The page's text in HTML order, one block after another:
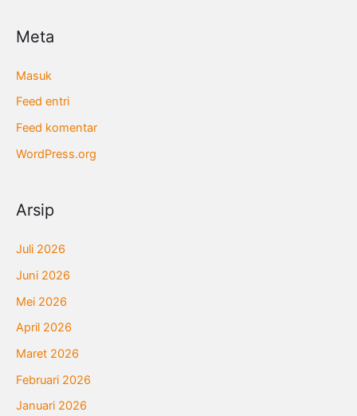
Meta
Masuk
Feed entri
Feed komentar
WordPress.org
Arsip
Juli 2026
Juni 2026
Mei 2026
April 2026
Maret 2026
Februari 2026
Januari 2026